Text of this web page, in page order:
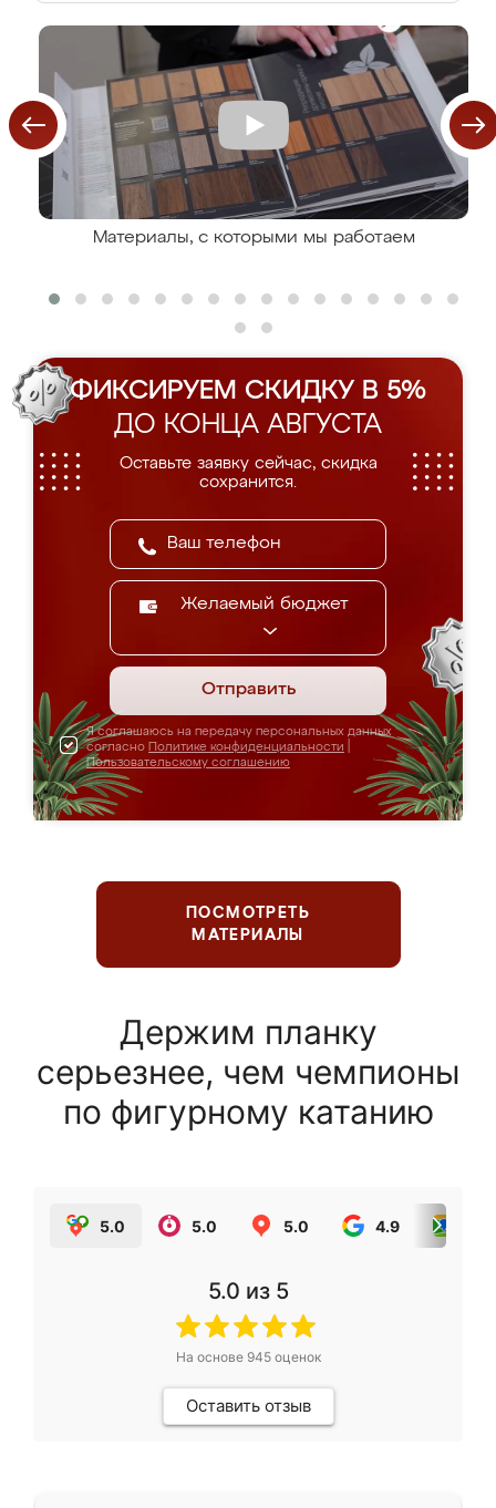
Материалы, с которыми мы работаем
ФИКСИРУЕМ СКИДКУ В 5%
ДО КОНЦА АВГУСТА
Оставьте заявку сейчас, скидка
сохранится.
Желаемый бюджет
Отправить
Я соглашаюсь на передачу персональных данных
согласно Политике конфиденциальности
Пользовательскому соглашению
ПОСМОТРЕТЬ
МАТЕРИАЛЫ
Держим планку
серьезнее, чем чемпионы
по фигурному катанию
5.0 5.0 5.0 4.9
5.0 из 5
На основе 945оценок
Оставить отзыв